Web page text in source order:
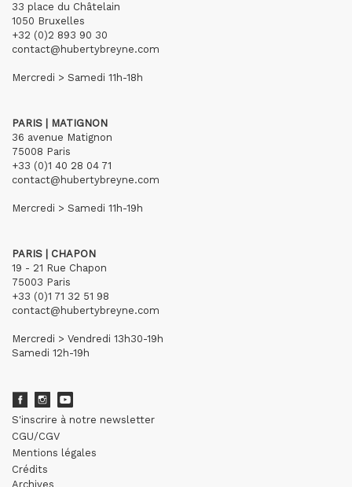
33 place du Châtelain
1050 Bruxelles
+32 (0)2 893 90 30
contact@hubertybreyne.com
Mercredi > Samedi 11h-18h
PARIS | MATIGNON
36 avenue Matignon
75008 Paris
+33 (0)1 40 28 04 71
contact@hubertybreyne.com
Mercredi > Samedi 11h-19h
PARIS | CHAPON
19 - 21 Rue Chapon
75003 Paris
+33 (0)1 71 32 51 98
contact@hubertybreyne.com
Mercredi > Vendredi 13h30-19h
Samedi 12h-19h
S'inscrire à notre newsletter
CGU/CGV
Mentions légales
Crédits
Archives